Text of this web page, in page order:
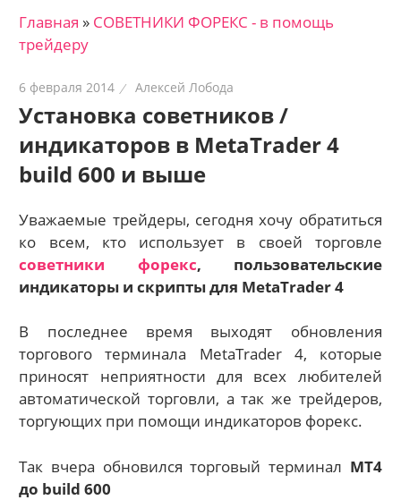
трейдеров
на
рынках:
стратегии,
сигналы,
новости…
Главная » СОВЕТНИКИ ФОРЕКС - в помощь
трейдеру
6 февраля 2014 Алексей Лобода
Установка советников /
индикаторов в MetaTrader 4
build 600 и выше
Уважаемые трейдеры, сегодня хочу обратиться
ко всем, кто использует в своей торговле
советники форекс, пользовательские
индикаторы и скрипты для MetaTrader 4
В последнее время выходят обновления
торгового терминала MetaTrader 4, которые
приносят неприятности для всех любителей
автоматической торговли, а так же трейдеров,
торгующих при помощи индикаторов форекс.
Так вчера обновился торговый терминал МТ4
до build 600